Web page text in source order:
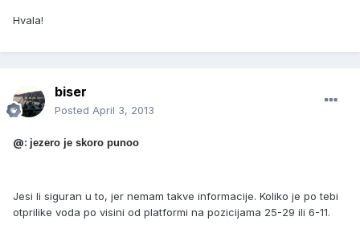
Hvala!
biser
Posted April 3, 2013
@: jezero je skoro punoo
Jesi li siguran u to, jer nemam takve informacije. Koliko je po tebi
otprilike voda po visini od platformi na pozicijama 25-29 ili 6-11.